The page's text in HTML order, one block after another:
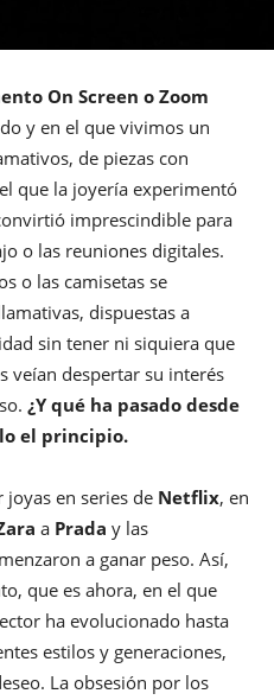
On Screen o Zoom
y en el que vivimos un
de piezas con
que la joyería experimentó
imprescindible para
o las reuniones digitales.
o las camisetas se
dispuestas a
sin tener ni siquiera que
veían despertar su interés
¿Y qué ha pasado desde
el principio.
joyas en series de Netflix, en
a Prada y las
a ganar peso. Así,
que es ahora, en el que
ha evolucionado hasta
estilos y generaciones,
La obsesión por los